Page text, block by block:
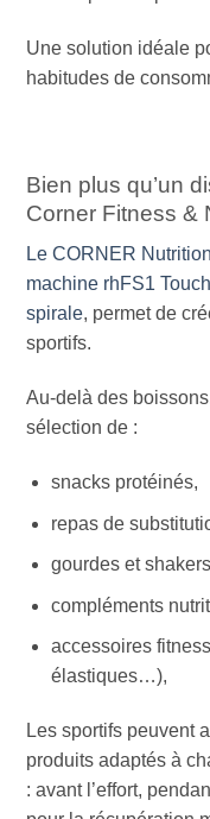
Une solution idéale
habitudes de
Bien plus qu’un
Corner Fitness &
Le CORNER
machine rhFS1
spirale, permet de
sportifs.
Au-delà des
sélection de :
snacks protéinés,
repas de
gourdes et
compléments
accessoires
élastiques…),
Les sportifs peuvent
produits adaptés à
: avant l’effort,